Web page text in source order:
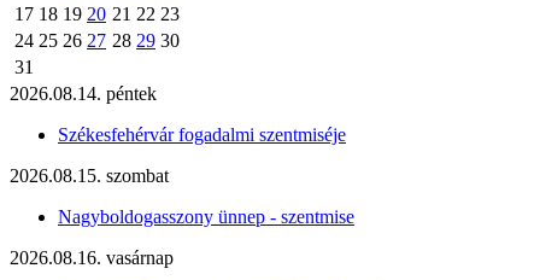
17 18 19 20 21 22 23
24 25 26 27 28 29 30
31
2026.08.14. péntek
Székesfehérvár fogadalmi szentmiséje
2026.08.15. szombat
Nagyboldogasszony ünnep - szentmise
2026.08.16. vasárnap